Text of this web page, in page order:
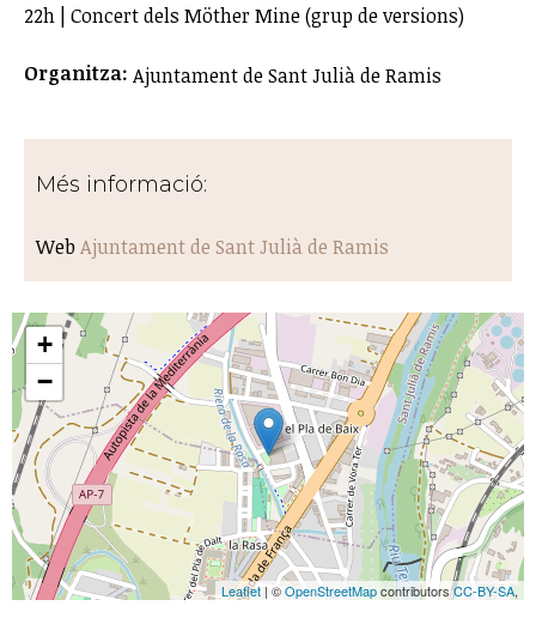
22h | Concert dels Möther Mine (grup de versions)
Organitza: Ajuntament de Sant Julià de Ramis
Més informació:
Web Ajuntament de Sant Julià de Ramis
+
−
Leaflet | ©OpenStreetMapcontributorsCC-BY-SA,